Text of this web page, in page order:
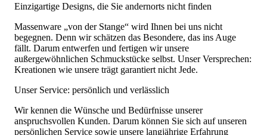
Einzigartige Designs, die Sie andernorts nicht finden
Massenware „von der Stange“ wird Ihnen bei uns nicht
begegnen. Denn wir schätzen das Besondere, das ins Auge
fällt. Darum entwerfen und fertigen wir unsere
außergewöhnlichen Schmuckstücke selbst. Unser Versprechen:
Kreationen wie unsere trägt garantiert nicht Jede.
Unser Service: persönlich und verlässlich
Wir kennen die Wünsche und Bedürfnisse unserer
anspruchsvollen Kunden. Darum können Sie sich auf unseren
persönlichen Service sowie unsere langjährige Erfahrung